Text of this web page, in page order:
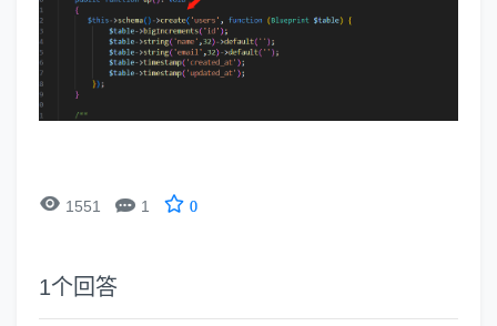
 1551  1 0
1个回答